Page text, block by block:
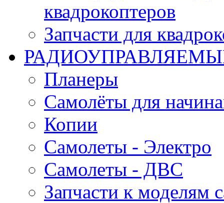
квадрокоптеров
Запчасти для
Планеры
Самолёты для
Копии
Самолеты - Электро
Самолеты - ДВС
Запчасти к моделям